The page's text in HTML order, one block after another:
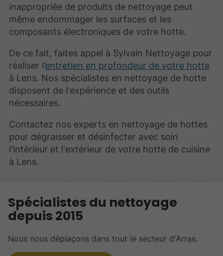
inappropriée de produits de nettoyage peut
même endommager les surfaces et les
composants électroniques de votre hotte.
De ce fait, faites appel à Sylvain Nettoyage pour
réaliser l’entretien en profondeur de votre hotte
à Lens. Nos spécialistes en nettoyage de hotte
disposent de l'expérience et des outils
nécessaires.
Contactez nos experts en nettoyage de hottes
pour dégraisser et désinfecter avec soin
l'intérieur et l'extérieur de votre hotte de cuisine
à Lens.
Spécialistes du nettoyage
depuis 2015
Nous nous déplaçons dans tout le secteur d'Arras.